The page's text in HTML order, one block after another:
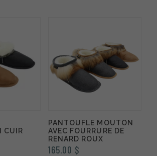
CUIR
PANTOUFLE MOUTON
AVEC FOURRURE DE
RENARD ROUX
165.00 $